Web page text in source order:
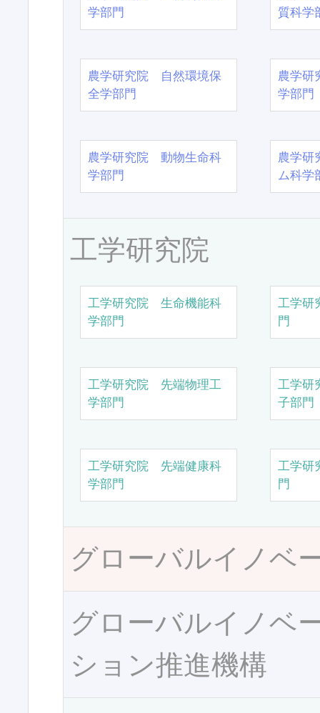
学部門
質科学
農学研究院 自然環境保
全学部門
農学
学部門
農学研究院 動物生命科
学部門
農学
ム科学
工学研究院
工学研究院 生命機能科
学部門
工学研
門
工学研究院 先端物理工
学部門
工学研
子部門
工学研究院 先端健康科
学部門
工学研
門
グローバルイノベ
グローバルイノベ
ション推進機構